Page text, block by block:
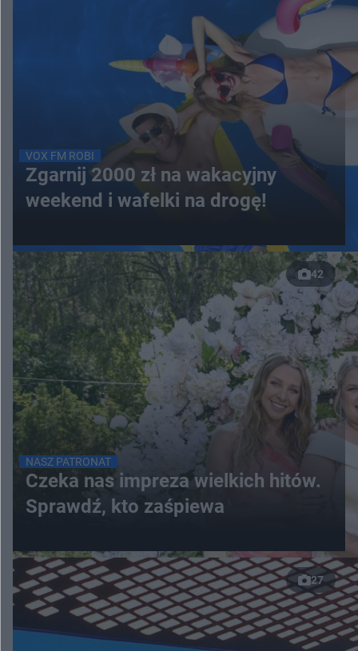
VOX FM ROBI
Zgarnij 2000 zł na wakacyjny
weekend i wafelki na drogę!
42
NASZ PATRONAT
Czeka nas impreza wielkich hitów.
Sprawdź, kto zaśpiewa
27